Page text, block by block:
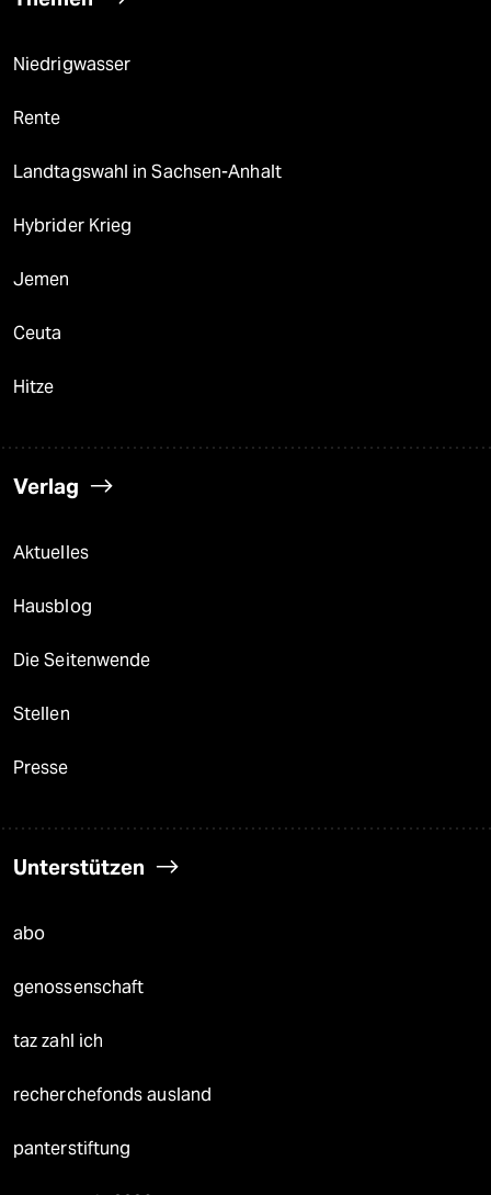
Niedrigwasser
Rente
Landtagswahl in Sachsen-Anhalt
Hybrider Krieg
Jemen
Ceuta
Hitze
Verlag
Aktuelles
Hausblog
Die Seitenwende
Stellen
Presse
Unterstützen
abo
genossenschaft
taz zahl ich
recherchefonds ausland
panterstiftung